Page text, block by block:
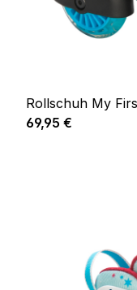
Rollschuh My
Regulärer Preis:
69,95 €